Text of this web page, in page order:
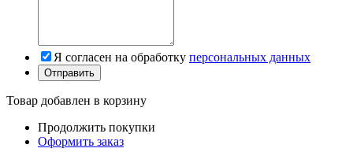
Я согласен на обработку персональных данных
Товар добавлен в корзину
Продолжить покупки
Оформить заказ